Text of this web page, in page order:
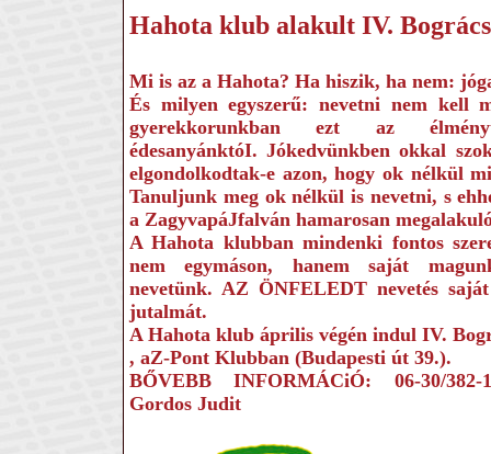
Hahota klub alakult IV.
Mi is az a Hahota? Ha hi­szik, ha nem:
És milyen egyszerű: ne­vetni nem kell
gyerekkorunkban ezt az
édesanyánktóI. Jókedvünk­ben okkal
elgondolkodtak-e azon, hogy ok nélkül
Tanuljunk meg ok nélkül is nevetni, s
a ZagyvapáJfalván hamarosan
A Hahota klub­ban mindenki fontos
nem egymá­son, hanem saját
nevetünk. AZ ÖNFELEDT nevetés
jutalmát.
A Hahota klub április vé­gén indul IV.
, aZ-Pont Klubban (Buda­pesti út 39.).
BŐVEBB INFORMÁCiÓ: 06-30/382-
Gordos Judit